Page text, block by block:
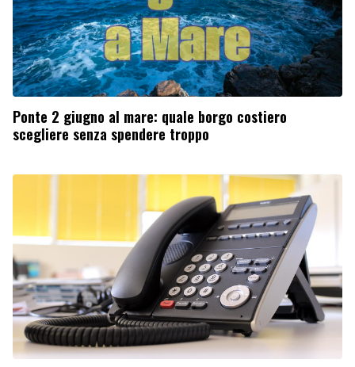
Ponte 2 giugno al mare: quale borgo costiero
scegliere senza spendere troppo